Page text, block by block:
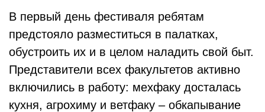
В первый день фестиваля ребятам
предстояло разместиться в палатках,
обустроить их и в целом наладить свой быт.
Представители всех факультетов активно
включились в работу: мехфаку досталась
кухня, агрохиму и ветфаку – обкапывание